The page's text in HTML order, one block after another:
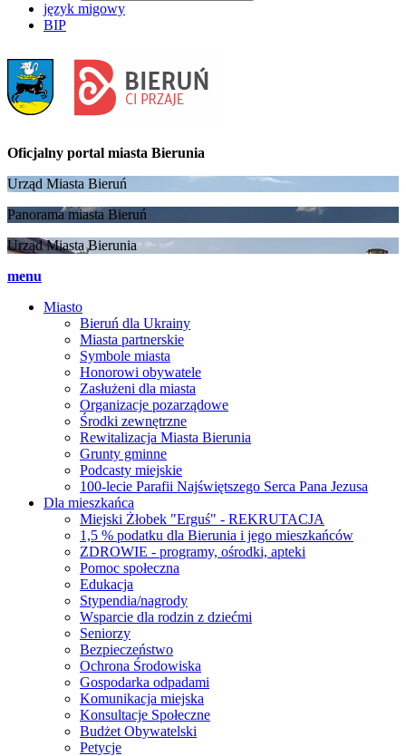
język migowy
BIP
Oficjalny portal miasta Bierunia
Urząd Miasta Bieruń
Panorama miasta Bieruń
Urząd Miasta Bierunia
menu
Miasto
Bieruń dla Ukrainy
Miasta partnerskie
Symbole miasta
Honorowi obywatele
Zasłużeni dla miasta
Organizacje pozarządowe
Środki zewnętrzne
Rewitalizacja Miasta Bierunia
Grunty gminne
Podcasty miejskie
100-lecie Parafii Najświętszego Serca Pana Jezusa
Dla mieszkańca
Miejski Żłobek "Erguś" - REKRUTACJA
1,5 % podatku dla Bierunia i jego mieszkańców
ZDROWIE - programy, ośrodki, apteki
Pomoc społeczna
Edukacja
Stypendia/nagrody
Wsparcie dla rodzin z dziećmi
Seniorzy
Bezpieczeństwo
Ochrona Środowiska
Gospodarka odpadami
Komunikacja miejska
Konsultacje Społeczne
Budżet Obywatelski
Petycje